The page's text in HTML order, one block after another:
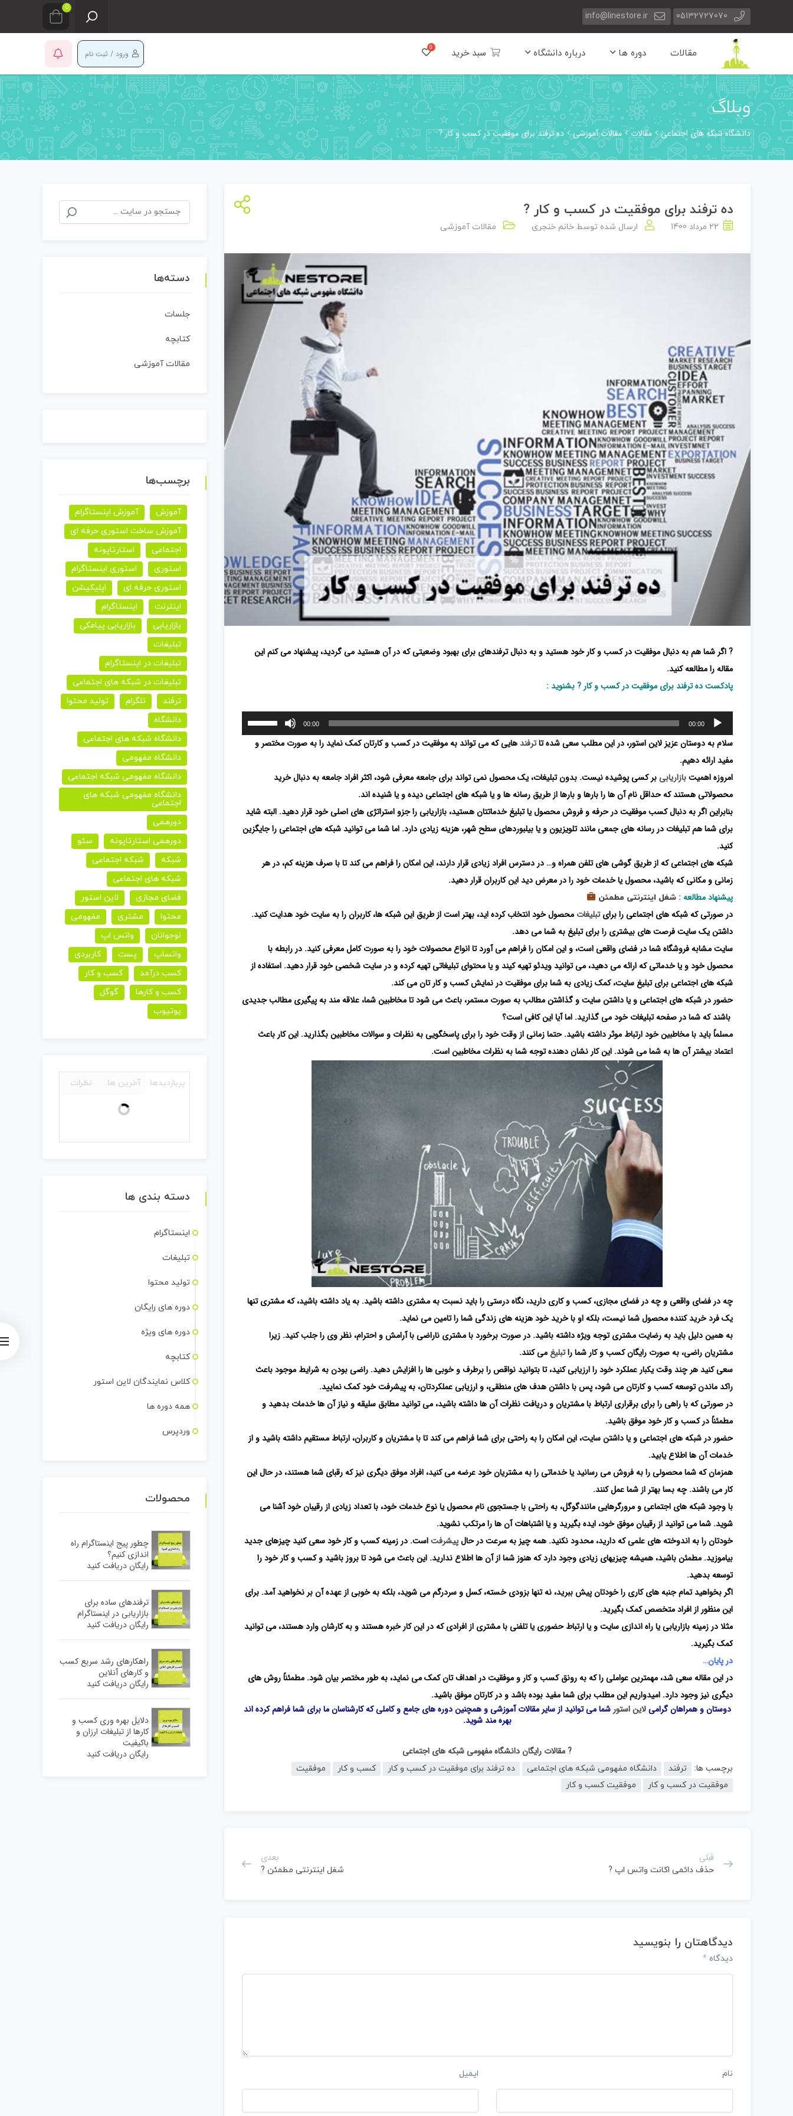
05132727070
info@linestore.ir
0
مقالات دوره ها درباره دانشگاه سبد خرید ورود / ثبت نام
وبلاگ
دانشگاه شبکه های اجتماعی مقالات مقالات آموزشی ده ترفند برای موفقیت در کسب و کار ?
ده ترفند برای موفقیت در کسب و کار ?
22 مرداد 1400 ارسال شده توسط خانم خنجری مقالات آموزشی
? اگر شما هم به دنبال موفقیت در کسب و کار خود هستید و به دنبال ترفندهای برای بهبود وضعیتی که در آن هستید می گردید، پیشنهاد می کنم این
مقاله را مطالعه کنید.
پادکست ده ترفند برای موفقیت در کسب و کار ? بشنوید :
پخش‌کننده
صوت
00:00
00:00
برای
افزایش
بالا
سلام به دوستان عزیز لاین استور، در این مطلب سعی شده تاترفند هایی که می تواند به موفقیت در کسب و کارتان کمک نماید را به صورت مختصر و
مفید ارائه دهیم.
امروزه اهمیتبازاریابیبر کسی پوشیده نیست. بدون تبلیغات، یک محصول نمی تواند برای جامعه معرفی شود، اکثر افراد جامعه به دنبال خرید
محصولاتی هستند که حداقل نام آن ها را بارها و بارها از طریق رسانه ها و یا شبکه های اجتماعی دیده و یا شنیده اند.
بنابراین اگر به دنبال کسب موفقیت در حرفه و فروش محصول یا تبلیغ خدماتتان هستید، بازاریابی را جزو استراتژی های اصلی خود قرار دهید. البته شاید
برای شما هم تبلیغات در رسانه های جمعی مانند تلویزیون و یا بیلبوردهای سطح شهر، هزینه زیادی دارد. اما شما می توانید شبکه های اجتماعی را جایگزین
کنید.
شبکه های اجتماعی که از طریق گوشی های تلفن همراه و… در دسترس افراد زیادی قرار دارند، این امکان را فراهم می کند تا با صرف هزینه کم، در هر
زمانی و مکانی که باشید، محصول یا خدمات خود را در معرض دید این کاربران قرار دهید.
پیشنهاد مطالعه : شغل اینترنتی مطمئن
در صورتی که شبکه های اجتماعی را برایتبلیغات محصول خود انتخاب کرده اید، بهتر است از طریق این شبکه ها، کاربران را به سایت خود هدایت کنید.
داشتن یک سایت فرصت های بیشتری را برای تبلیغ به شما می دهد.
سایت مشابه فروشگاه شما در فضای واقعی است، و این امکان را فراهم می آورد تا انواع محصولات خود را به صورت کامل معرفی کنید. در رابطه با
محصول خود و یا خدماتی که ارائه می دهید، می توانید ویدئو تهیه کیند و یا محتوای تبلیغاتی تهیه کرده و در سایت شخصی خود قرار دهید. استفاده از
شبکه های اجتماعی برای تبلیغ سایت، کمک زیادی به شما برای موفقیت در نمایش کسب و کار تان می کند.
حضور در شبکه های اجتماعی و یا داشتن سایت و گذاشتن مطالب به صورت مستمر، باعث می شود تا مخاطبین شما، علاقه مند به پیگیری مطالب جدیدی
باشند که شما در صفحه تبلیغات خود می گذارید. اما آیا این کافی است؟
مسلماً باید با مخاطبین خود ارتباط موثر داشته باشید. حتما زمانی از وقت خود را برای پاسخگویی به نظرات و سوالات مخاطبین بگذارید. این کار باعث
اعتماد بیشتر آن ها به شما می شوند. این کار نشان دهنده توجه شما به نظرات مخاطبین است.
چه در فضای واقعی و چه در فضای مجازی، کسب و کاری دارید، نگاه درستی را باید نسبت به مشتری داشته باشید. به یاد داشته باشید، که مشتری تنها
یک فرد خرید کننده محصول شما نیست، بلکه او با خرید خود هزینه های زندگی شما را تامین می نماید.
به همین دلیل باید به رضایت مشتری توجه ویژه داشته باشید. در صورت برخورد با مشتری ناراضی با آرامش و احترام، نظر وی را جلب کنید. زیرا
مشتریان راضی، به صورت رایگان کسب و کار شما راتبلیغمی کنند.
سعی کنید هر چند وقت یکبار عملکرد خود را ارزیابی کنید، تا بتوانید نواقص را برطرف و خوبی ها را افزایش دهید. راضی بودن به شرایط موجود باعث
راکد ماندن توسعه کسب و کارتان می شود، پس با داشتن هدف های منطقی، و ارزیابی عملکردتان، به پیشرفت خود کمک نمایید.
در صورتی که با راهی را برای برقراری ارتباط با مشتریان و دریافت نظرات آن ها داشته باشید، می توانید مطابق سلیقه و نیاز آن ها خدمات بدهید و
مطمئناً در کسب و کار خود موفق باشید.
حضور در شبکه های اجتماعی و یا داشتن سایت، این امکان را به راحتی برای شما فراهم می کند تا با مشتریان و کاربران، ارتباط مستقیم داشته باشید و از
خدمات آن ها اطلاع یابید.
همزمان که شما محصولی را به فروش می رسانید یا خدماتی را به مشتریان خود عرضه می کنید، افراد موفق دیگری نیز که رقبای شما هستند، در حال این
کار می باشند. چه بسا بهتر از شما عمل کنند.
با وجود شبکه های اجتماعی و مرورگرهایی مانندگوگل، به راحتی با جستجوی نام محصول یا نوع خدمات خود، با تعداد زیادی از رقیبان خود آشنا می
شوید. شما می توانید از رقیبان موفق خود، ایده بگیرید و یا اشتباهات آن ها را مرتکب نشوید.
خودتان را به اندوخته های علمی که دارید، محدود نکنید. همه چیز به سرعت در حالپیشرفتاست. در زمینه کسب و کار خود سعی کنید چیزهای جدید
بیاموزید. مطمئن باشید، همیشه چیزیهای زیادی وجود دارد که هنوز شما از آن ها اطلاع ندارید. این باعث می شود تا بروز باشید و کسب و کار خود را
توسعه بدهید.
اگر بخواهید تمام جنبه های کاری را خودتان پیش ببرید، نه تنها بزودی خسته، کسل و سردرگم می شوید، بلکه به خوبی از عهده آن بر نخواهید آمد. برای
این منظور از افراد متخصص کمک بگیرید.
مثلا در زمینه بازاریابی یا راه اندازی سایت و یا ارتباط حضوری یا تلفنی با مشتری از افرادی که در این کار خبره هستند و به کارشان وارد هستند، می توانید
کمک بگیرید.
در پایان…
در این مقاله سعی شد، مهمترین عواملی را که به رونق کسب و کار و موفقیت در اهداف تان کمک می نماید، به طور مختصر بیان شود. مطمئناً روش های
دیگری نیز وجود دارد. امیدواریم این مطلب برای شما مفید بوده باشد و در کارتان موفق باشید.
دوستان و همراهان گرامیلاین استور شما می توانید از سایر مقالات آموزشی و همچنین دوره های جامع و کاملی که کارشناسان ما برای شما فراهم کرده اند
بهره مند شوید.
? مقالات رایگان دانشگاه مفهومی شبکه های اجتماعی
برچسب ها:
ترفند دانشگاه مفهومی شبکه های اجتماعی ده ترفند برای موفقیت در کسب و کار کسب و کار
موفقیت
موفقیت در کسب و کار
موفقیت کسب و کار
قبلی
حذف دائمی اکانت واتس اپ ?
بعدی
شغل اینترنتی مطمئن ?
دیدگاهتان را بنویسید
دیدگاه *
نام ایمیل
جستجو
برای:
دسته‌ها
جلسات
کتابچه
مقالات آموزشی
برچسب‌ها
آموزش
آموزش اینستاگرام
آموزش ساخت استوری حرفه ای
اجتماعی
استارتاپونه
استوری
استوری اینستاگرام
استوری حرفه ای
اپلیکیشن
اینترنت
اینستاگرام
بازاریابی
بازاریابی پیامکی
تبلیغات
تبلیغات در اینستاگرام
تبلیغات در شبکه های اجتماعی
ترفند
تلگرام
تولید محتوا
دانشگاه
دانشگاه شبکه های اجتماعی
دانشگاه مفهومی
دانشگاه مفهومی شبکه اجتماعی
دانشگاه مفهومی شبکه های
اجتماعی
دورهمی
دورهمی استارتاپونه
سئو
شبکه
شبکه اجتماعی
شبکه های اجتماعی
فضای مجازی
لاین استور
محتوا
مشتری
مفهومی
نوجوانان
واتس اپ
واتساپ
پست
کاربردی
کسب درآمد
کسب و کار
کسب و کارها
گوگل
یوتیوب
پربازدیدها آخرین ها نظرات
دسته بندی ها
اینستاگرام
تبلیغات
تولید محتوا
دوره های رایگان
دوره های ویژه
کتابچه
کلاس نمایندگان لاین استور
همه دوره ها
وردپرس
محصولات
چطور پیج اینستاگرام راه
اندازی کنیم؟
رایگان دریافت کنید
ترفندهای ساده برای
بازاریابی در اینستاگرام
رایگان دریافت کنید
راهکارهای رشد سریع کسب
و کارهای آنلاین
رایگان دریافت کنید
دلایل بهره وری کسب و
کارها از تبلیغات ارزان و
باکیفیت
رایگان دریافت کنید